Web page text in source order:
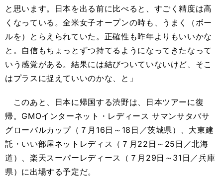
と思います。日本を出る前に比べると、すごく精度は高
くなっている。全米女子オープンの時も、うまく（ボー
ルを）とらえられていた。正確性も昨年よりもいいかな
と。自信もちょっとずつ持てるようになってきたなって
いう感覚がある。結果には結びついていないけど、そこ
はプラスに捉えていいのかな、と」
このあと、日本に帰国する渋野は、日本ツアーに復
帰。GMOインターネット・レディース サマンサタバサ
グローバルカップ（７月16日～18日／茨城県）、大東建
託・いい部屋ネットレディス（７月22日～25日／北海
道）、楽天スーパーレディース（７月29日～31日／兵庫
県）に出場する予定だ。